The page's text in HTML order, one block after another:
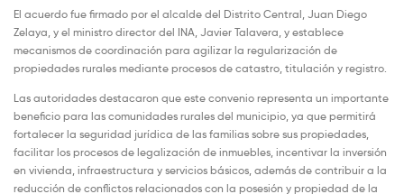
El acuerdo fue firmado por el alcalde del Distrito Central, Juan Diego
Zelaya, y el ministro director del INA, Javier Talavera, y establece
mecanismos de coordinación para agilizar la regularización de
propiedades rurales mediante procesos de catastro, titulación y registro.
Las autoridades destacaron que este convenio representa un importante
beneficio para las comunidades rurales del municipio, ya que permitirá
fortalecer la seguridad jurídica de las familias sobre sus propiedades,
facilitar los procesos de legalización de inmuebles, incentivar la inversión
en vivienda, infraestructura y servicios básicos, además de contribuir a la
reducción de conflictos relacionados con la posesión y propiedad de la